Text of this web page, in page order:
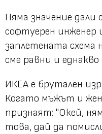
Няма значение
софтуерен инженер
заплетената схема
сме равни и еднакво
ИКЕА е брутален
Когато мъжът и
признаят: "Окей,
това, дай да